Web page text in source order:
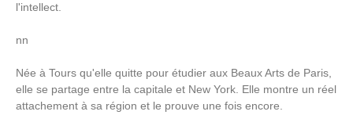
l'intellect.
nn
Née à Tours qu'elle quitte pour étudier aux Beaux Arts de Paris,
elle se partage entre la capitale et New York. Elle montre un réel
attachement à sa région et le prouve une fois encore.